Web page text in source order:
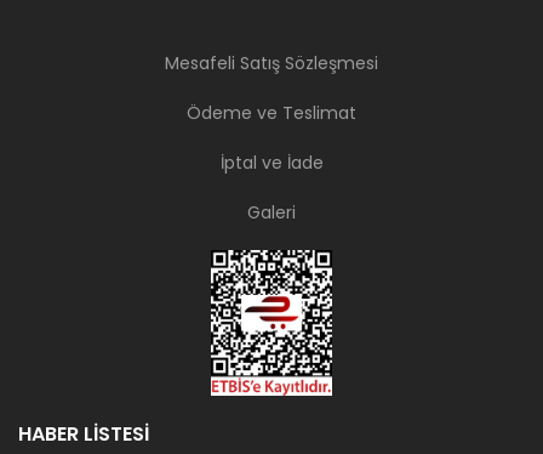
Mesafeli Satış Sözleşmesi
Ödeme ve Teslimat
İptal ve İade
Galeri
HABER LİSTESİ